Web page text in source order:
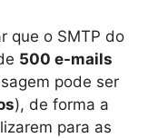
que o SMTP do
500 e-mails
pode ser
), de forma a
para as